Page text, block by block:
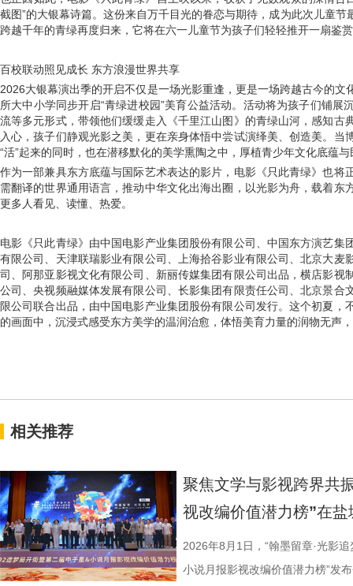
截图”的大银幕诗篇。这份来自万千目光的眷恋与期待，成为此次儿童
跨越千年的青绿再度归来，它将在六一儿童节为孩子们轻轻推开一扇鉴
百校联动照见成长 东方浪漫世界共享
2026大银幕演出季的开启不仅是一场光影重逢，更是一场跨越古今的
所大中小学同步开启“青绿进校园”美育公益活动。活动将为孩子们铺展
流等多元形式，带领他们缓缓走入《千里江山图》的青绿山河，感知古
入心，孩子们静观光影之美，更在亲身体悟中尝试演绎美、创造美。
“活”起来的同时，也在潜移默化的美学熏陶之中，厚植青少年文化底蕴
作为一部兼具东方底蕴与国际艺术表达的影片，电影《只此青绿》也将
需翻译的世界通用语言，推动中华文化出海出圈，以光影为舟，载着东
更多人看见、读懂、热爱。
电影《只此青绿》由中国电影产业集团股份有限公司、中国东方演艺集
有限公司、天津联瑞影业有限公司、上海拾谷影业有限公司、北京大麦
司、阿那亚影视文化有限公司、新丽传媒集团有限公司出品，横店影视
公司、央视频融媒体发展有限公司、长影集团有限责任公司、北京景合
限公司联合出品，由中国电影产业集团股份有限公司发行。这个初夏，
的画面中，沉浸式感受东方美学的温润治愈，体悟美育力量的润物无声
相关推荐
聚焦文学与影视跨界共
视改编价值潜力榜”在盐
2026年8月1日，“翰墨留章·光影
小说月报影视改编价值潜力榜”发